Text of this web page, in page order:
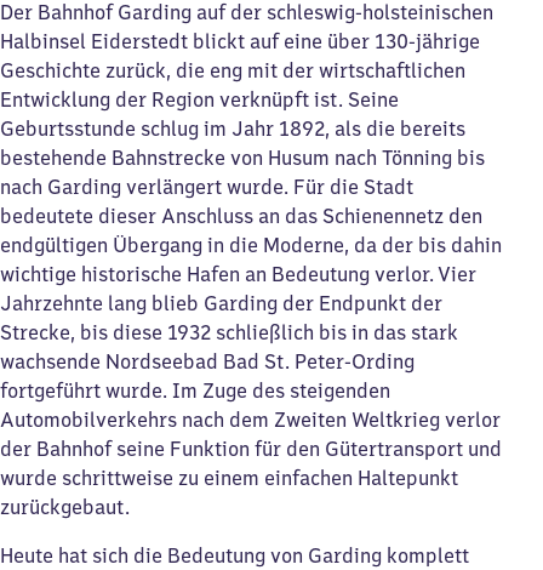
Der Bahnhof Garding auf der schleswig-holsteinischen
Halbinsel Eiderstedt blickt auf eine über 130-jährige
Geschichte zurück, die eng mit der wirtschaftlichen
Entwicklung der Region verknüpft ist. Seine
Geburtsstunde schlug im Jahr 1892, als die bereits
bestehende Bahnstrecke von Husum nach Tönning bis
nach Garding verlängert wurde. Für die Stadt
bedeutete dieser Anschluss an das Schienennetz den
endgültigen Übergang in die Moderne, da der bis dahin
wichtige historische Hafen an Bedeutung verlor. Vier
Jahrzehnte lang blieb Garding der Endpunkt der
Strecke, bis diese 1932 schließlich bis in das stark
wachsende Nordseebad Bad St. Peter-Ording
fortgeführt wurde. Im Zuge des steigenden
Automobilverkehrs nach dem Zweiten Weltkrieg verlor
der Bahnhof seine Funktion für den Gütertransport und
wurde schrittweise zu einem einfachen Haltepunkt
zurückgebaut.
Heute hat sich die Bedeutung von Garding komplett